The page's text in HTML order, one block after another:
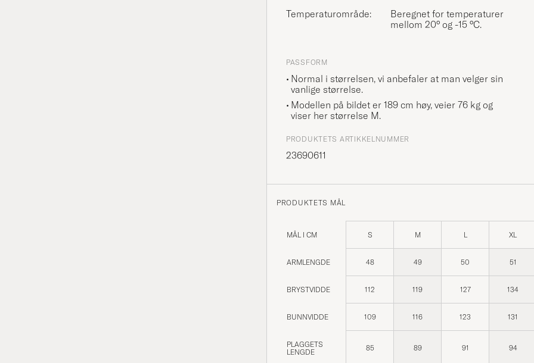
Temperaturområde:
Beregnet for temperaturer
mellom 20° og -15 °C.
PASSFORM
Normal i størrelsen, vi anbefaler at man velger sin
vanlige størrelse.
Modellen på bildet er 189 cm høy, veier 76 kg og
viser her størrelse M.
PRODUKTETS ARTIKKELNUMMER
23690611
PRODUKTETS MÅL
MÅL I CM S M L XL
ARMLENGDE 48 49 50 51
BRYSTVIDDE 112 119 127 134
BUNNVIDDE 109 116 123 131
PLAGGETS
LENGDE
85 89 91 94